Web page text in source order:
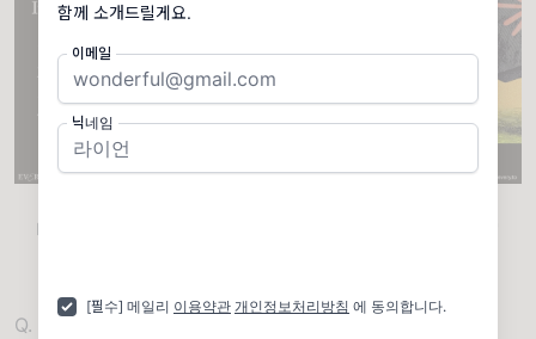
함께 소개드릴게요.
이메일
닉네임
[필수] 메일리 이용약관 개인정보처리방침 에 동의합니다.
building an AI-native Company – Dan Shipper, Every, AI & I'
Q. 네 번째 단계가 가장 중요하다고 하셨는데요.